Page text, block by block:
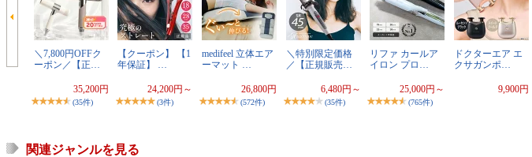
＼7,800円OFFク
ーポン／【正…
35,200円
(35件)
【クーポン】 【1
年保証】 …
24,200円～
(3件)
medifeel 立体エア
ーマット …
26,800円
(572件)
＼特別限定価格
／【正規販売…
6,480円～
(35件)
リファ カールア
イロン プロ…
25,000円～
(765件)
ドクターエア エ
クサガンポ…
9,900円
関連ジャンルを見る